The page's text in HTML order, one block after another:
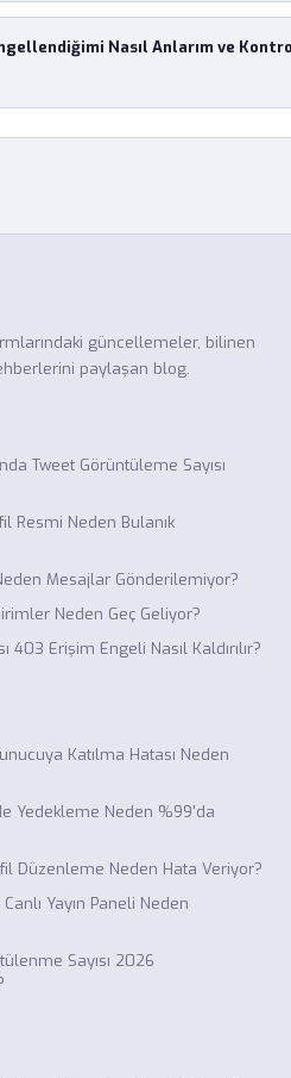
Nasıl Anlarım ve
güncellemeler, bilinen
paylaşan blog.
Tweet Görüntüleme Sayısı
Resmi Neden Bulanık
Mesajlar Gönderilemiyor?
Neden Geç Geliyor?
403 Erişim Engeli Nasıl Kaldırılır?
Katılma Hatası Neden
Yedekleme Neden %99'da
Düzenleme Neden Hata Veriyor?
Yayın Paneli Neden
Sayısı 2026